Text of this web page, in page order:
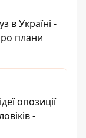
в Україні -
плани
опозиції
-